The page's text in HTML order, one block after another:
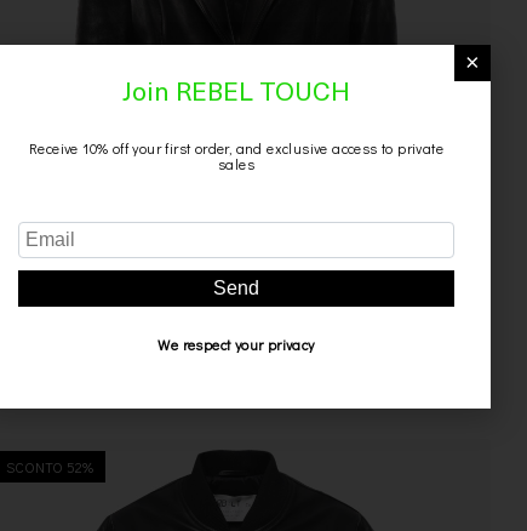
SCONTO 52%
×
Join REBEL TOUCH
Receive 10% off your first order, and exclusive access to private
sales
Send
We respect your privacy